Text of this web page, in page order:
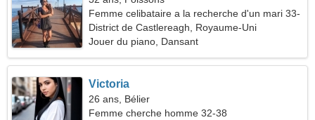
Femme celibataire a la recherche d'un mari 33-
40
District de Castlereagh, Royaume-Uni
Jouer du piano, Dansant
Victoria
26 ans, Bélier
Femme cherche homme 32-38